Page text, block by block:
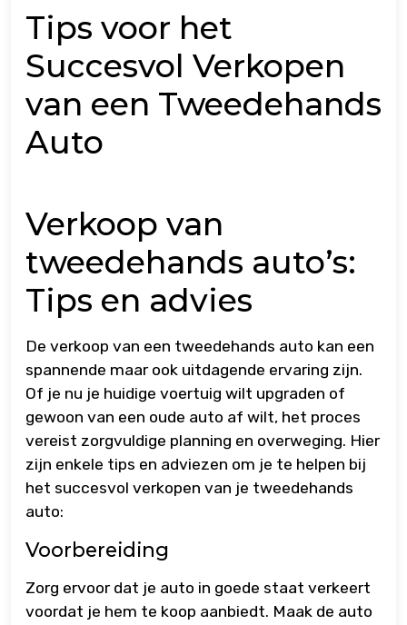
Tips voor het
Succesvol Verkopen
van een Tweedehands
Auto
Verkoop van
tweedehands auto’s:
Tips en advies
De verkoop van een tweedehands auto kan een
spannende maar ook uitdagende ervaring zijn.
Of je nu je huidige voertuig wilt upgraden of
gewoon van een oude auto af wilt, het proces
vereist zorgvuldige planning en overweging. Hier
zijn enkele tips en adviezen om je te helpen bij
het succesvol verkopen van je tweedehands
auto:
Voorbereiding
Zorg ervoor dat je auto in goede staat verkeert
voordat je hem te koop aanbiedt. Maak de auto